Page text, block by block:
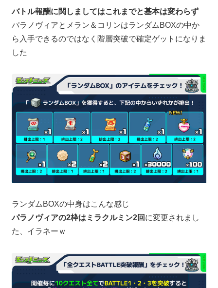
バトル報酬に関しましてはこれまでと基本は変わらず
パラノヴィアとメラン＆コリンはランダムBOXの中か
ら入手できるのではなく階層突破で確定ゲットになりま
した
ランダムBOXの中身はこんな感じ
パラノヴィアの2枠はミラクルミン2回 に変更されまし
た、イラネーｗ